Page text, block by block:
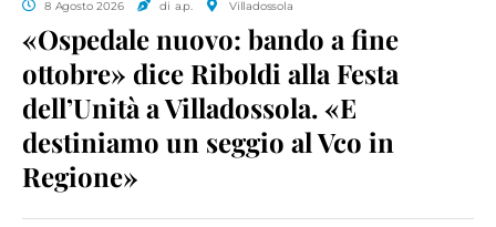
8 Agosto 2026 di a.p. Villadossola
«Ospedale nuovo: bando a fine
ottobre» dice Riboldi alla Festa
dell’Unità a Villadossola. «E
destiniamo un seggio al Vco in
Regione»